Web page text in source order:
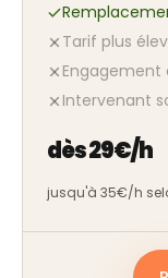
Tarif plus
Engagement
Intervenant
dès 29€/h
jusqu'à 35€/h